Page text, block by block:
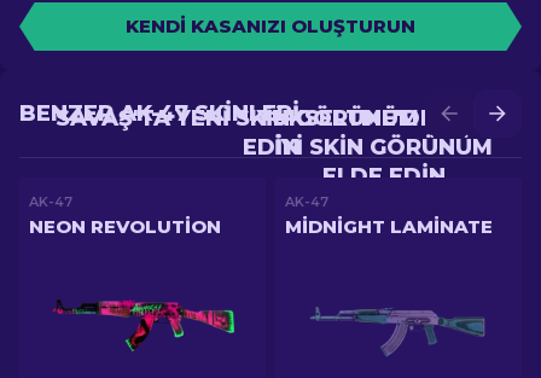
KENDI KASANIZI OLUŞTURUN
YÜKSELTME'DE DAHA
IYI SKIN GÖRÜNÜM
ELDE EDIN
SAVAŞ'TA YENI SKIN GÖRÜNÜM ELDE
EDIN
BENZER AK-47 SKINLERI
AK-47
NEON REVOLUTION
AK-47
MIDNIGHT LAMINATE